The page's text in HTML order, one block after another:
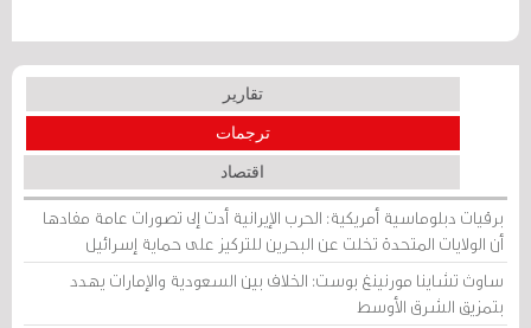
تقارير
ترجمات
اقتصاد
برقيات دبلوماسية أمريكية: الحرب الإيرانية أدت إلى تصورات عامة مفادها
أن الولايات المتحدة تخلت عن البحرين للتركيز على حماية إسرائيل
ساوث تشاينا مورنينغ بوست: الخلاف بين السعودية والإمارات يهدد
بتمزيق الشرق الأوسط